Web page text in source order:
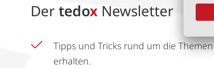
Der tedox Newsletter
Tipps und Tricks rund um die
erhalten.